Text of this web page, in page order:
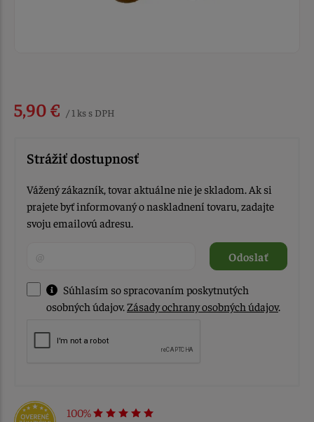
5,90 € / 1 ks s DPH
Strážiť dostupnosť
Vážený zákazník, tovar aktuálne nie je skladom. Ak si
prajete byť informovaný o naskladnení tovaru, zadajte
svoju emailovú adresu.
Odoslať
Súhlasím so spracovaním poskytnutých
osobných údajov.Zásady ochrany osobných údajov.
100%